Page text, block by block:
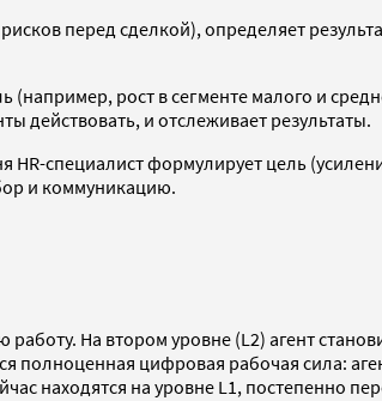
перед сделкой), определяет
рост в сегменте малого и
действовать, и отслеживает результаты.
специалист формулирует цель
и коммуникацию.
На втором уровне (L2) агент
полноценная цифровая рабочая сила:
находятся на уровне L1, постепенно